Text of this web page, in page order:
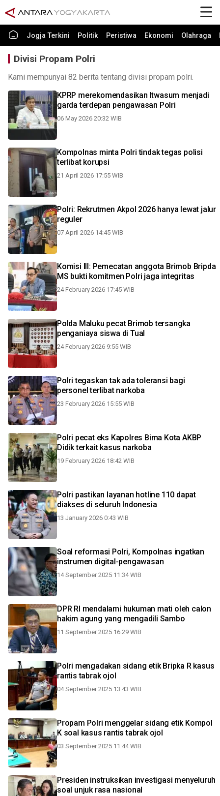
Jogja Terkini Politik Peristiwa Ekonomi Olahraga
Divisi Propam Polri
Kami mempunyai 82 berita tentang divisi propam polri.
KPRP merekomendasikan Itwasum menjadi
garda terdepan pengawasan Polri
06 May 2026 20:32 WIB
Kompolnas minta Polri tindak tegas polisi
terlibat korupsi
21 April 2026 17:55 WIB
Polri: Rekrutmen Akpol 2026 hanya lewat jalur
reguler
07 April 2026 14:45 WIB
Komisi III: Pemecatan anggota Brimob Bripda
MS bukti komitmen Polri jaga integritas
24 February 2026 17:45 WIB
Polda Maluku pecat Brimob tersangka
penganiaya siswa di Tual
24 February 2026 9:55 WIB
Polri tegaskan tak ada toleransi bagi
personel terlibat narkoba
23 February 2026 15:55 WIB
Polri pecat eks Kapolres Bima Kota AKBP
Didik terkait kasus narkoba
19 February 2026 18:42 WIB
Polri pastikan layanan hotline 110 dapat
diakses di seluruh Indonesia
13 January 2026 0:43 WIB
Soal reformasi Polri, Kompolnas ingatkan
instrumen digital-pengawasan
14 September 2025 11:34 WIB
DPR RI mendalami hukuman mati oleh calon
hakim agung yang mengadili Sambo
11 September 2025 16:29 WIB
Polri mengadakan sidang etik Bripka R kasus
rantis tabrak ojol
04 September 2025 13:43 WIB
Propam Polri menggelar sidang etik Kompol
K soal kasus rantis tabrak ojol
03 September 2025 11:44 WIB
Presiden instruksikan investigasi menyeluruh
soal unjuk rasa nasional